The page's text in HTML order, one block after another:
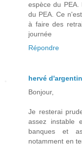
espèce du
du PEA. Ce
à faire des
journée
Répondre
hervé
Bonjour,
Je resterai
assez instable
banques et
notamment en